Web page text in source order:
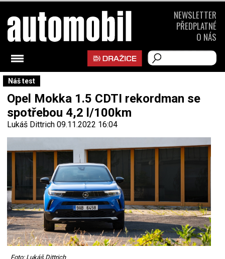
Náš test
Opel Mokka 1.5 CDTI rekordman se
spotřebou 4,2 l/100km
Lukáš Dittrich 09.11.2022 16:04
Foto: Lukáš Dittrich
NEWSLETTER
PŘEDPLATNÉ
O NÁS